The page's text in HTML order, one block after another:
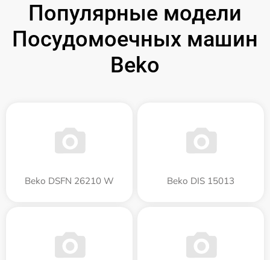
Популярные модели
Посудомоечных машин
Beko
Beko DSFN 26210 W Beko DIS 15013